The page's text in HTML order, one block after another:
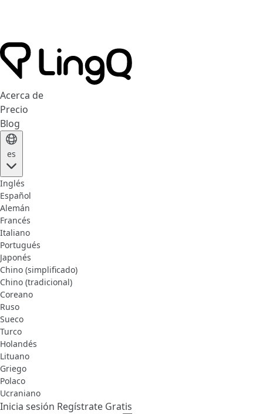
Acerca de
Precio
Blog
es
Inglés
Español
Alemán
Francés
Italiano
Portugués
Japonés
Chino (simplificado)
Chino (tradicional)
Coreano
Ruso
Sueco
Turco
Holandés
Lituano
Griego
Polaco
Ucraniano
Inicia sesión Regístrate Gratis